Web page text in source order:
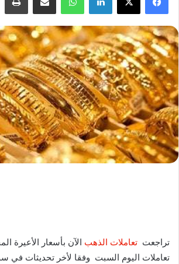
تراجعت تعاملات الذهب الآن بأسعار الأعيرة
تعاملات اليوم السبت وفقا لأخر تحديثات في